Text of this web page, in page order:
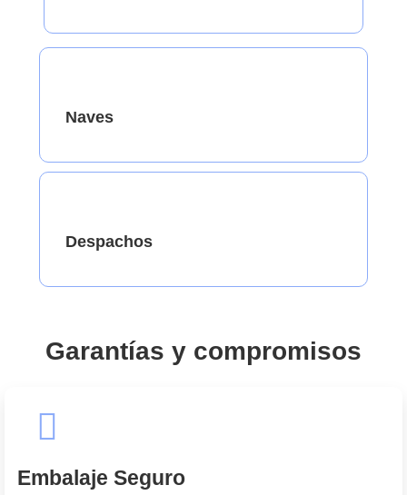
Naves
Despachos
Garantías y compromisos
Embalaje Seguro